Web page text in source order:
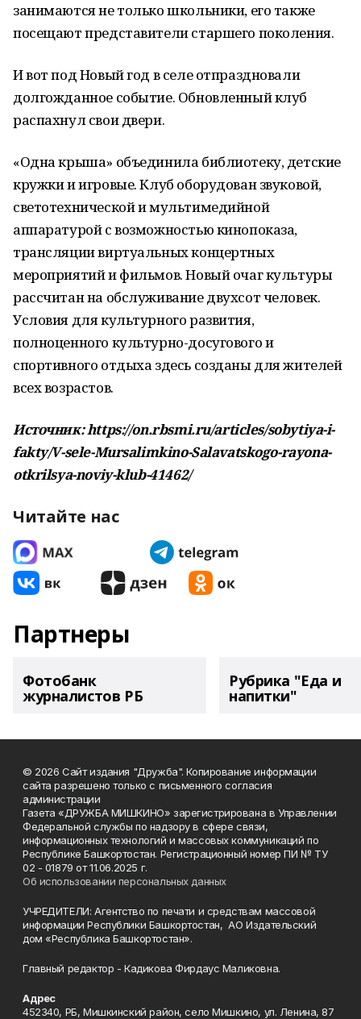
занимаются не только школьники, его также
посещают представители старшего поколения.
И вот под Новый год в селе отпраздновали
долгожданное событие. Обновленный клуб
распахнул свои двери.
«Одна крыша» объединила библиотеку, детские
кружки и игровые. Клуб оборудован звуковой,
светотехнической и мультимедийной
аппаратурой с возможностью кинопоказа,
трансляции виртуальных концертных
мероприятий и фильмов. Новый очаг культуры
рассчитан на обслуживание двухсот человек.
Условия для культурного развития,
полноценного культурно-досугового и
спортивного отдыха здесь созданы для жителей
всех возрастов.
Источник: https://on.rbsmi.ru/articles/sobytiya-i-
fakty/V-sele-Mursalimkino-Salavatskogo-rayona-
otkrilsya-noviy-klub-41462/
Читайте нас
Партнеры
Фотобанк
журналистов РБ
Рубрика "Еда и
напитки"
© 2026 Сайт издания "Дружба". Копирование информации
сайта разрешено только с письменного согласия
администрации
Газета «ДРУЖБА МИШКИНО» зарегистрирована в Управлении
Федеральной службы по надзору в сфере связи,
информационных технологий и массовых коммуникаций по
Республике Башкортостан. Регистрационный номер ПИ № ТУ
02 - 01879 от 11.06.2025 г.
Об использовании персональных данных
УЧРЕДИТЕЛИ: Агентство по печати и средствам массовой
информации Республики Башкортостан, АО Издательский
дом «Республика Башкортостан».
Главный редактор - Кадикова Фирдаус Маликовна.
Адрес
452340, РБ, Мишкинский район, село Мишкино, ул. Ленина, 87